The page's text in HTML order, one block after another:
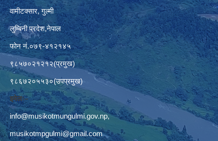
वामीटक्सार, गुल्मी
लुम्बिनी प्रदेश,नेपाल
फोन नं.०७९-४१२१४५
९८५७०२१२१२(प्रमुख)
९८६७२०५५३०(उपप्रमुख)
इमेलः–
info@musikotmungulmi.gov.np,
musikotmpgulmi@gmail.com